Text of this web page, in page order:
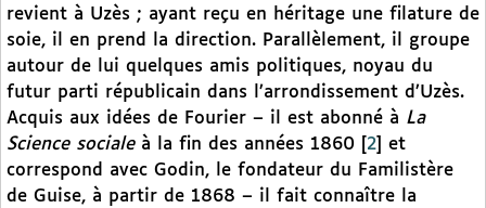
revient à Uzès ; ayant reçu en héritage une filature de
soie, il en prend la direction. Parallèlement, il groupe
autour de lui quelques amis politiques, noyau du
futur parti républicain dans l’arrondissement d’Uzès.
Acquis aux idées de Fourier – il est abonné à La
Science socialeà la fin des années 1860 2
et
correspond avec Godin, le fondateur du Familistère
de Guise, à partir de 1868 – il fait connaître la